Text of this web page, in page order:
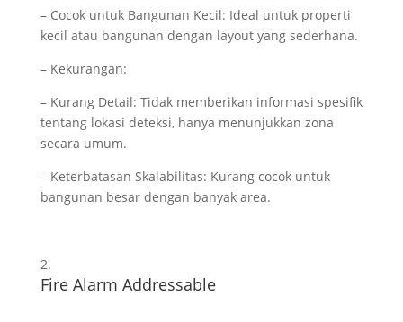
– Cocok untuk Bangunan Kecil: Ideal untuk properti
kecil atau bangunan dengan layout yang sederhana.
– Kekurangan:
– Kurang Detail: Tidak memberikan informasi spesifik
tentang lokasi deteksi, hanya menunjukkan zona
secara umum.
– Keterbatasan Skalabilitas: Kurang cocok untuk
bangunan besar dengan banyak area.
Fire Alarm Addressable